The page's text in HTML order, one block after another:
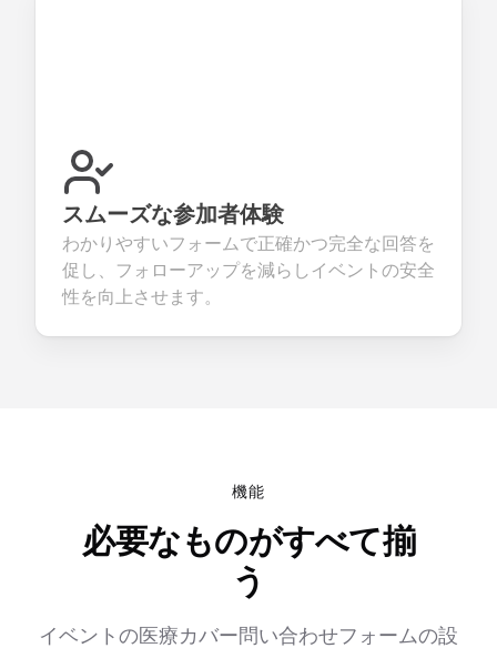
スムーズな参加者体験
わかりやすいフォームで正確かつ完全な回答を
促し、フォローアップを減らしイベントの安全
性を向上させます。
機能
必要なものがすべて揃
う
イベントの医療カバー問い合わせフォームの設